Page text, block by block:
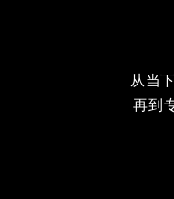
从当
再到